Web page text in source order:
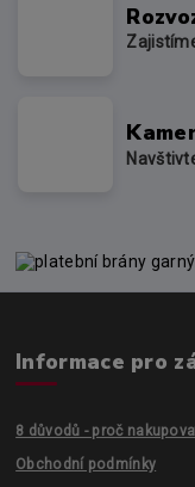
Informace pro
8 důvodů - proč
Obchodní podmínky